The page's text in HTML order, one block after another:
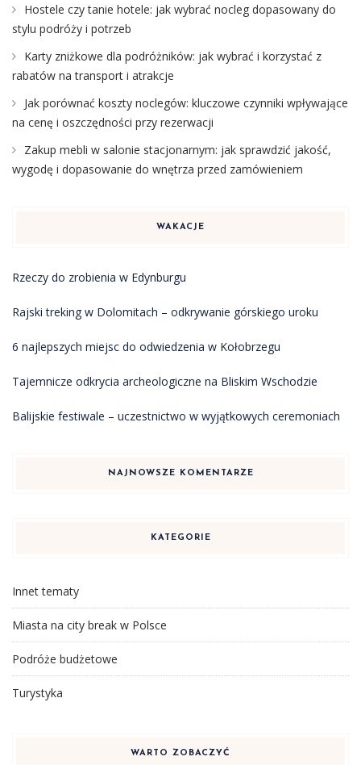
Hostele czy tanie hotele: jak wybrać nocleg dopasowany do
stylu podróży i potrzeb
Karty zniżkowe dla podróżników: jak wybrać i korzystać z
rabatów na transport i atrakcje
Jak porównać koszty noclegów: kluczowe czynniki wpływające
na cenę i oszczędności przy rezerwacji
Zakup mebli w salonie stacjonarnym: jak sprawdzić jakość,
wygodę i dopasowanie do wnętrza przed zamówieniem
WAKACJE
Rzeczy do zrobienia w Edynburgu
Rajski treking w Dolomitach – odkrywanie górskiego uroku
6 najlepszych miejsc do odwiedzenia w Kołobrzegu
Tajemnicze odkrycia archeologiczne na Bliskim Wschodzie
Balijskie festiwale – uczestnictwo w wyjątkowych ceremoniach
NAJNOWSZE KOMENTARZE
KATEGORIE
Innet tematy
Miasta na city break w Polsce
Podróże budżetowe
Turystyka
WARTO ZOBACZYĆ